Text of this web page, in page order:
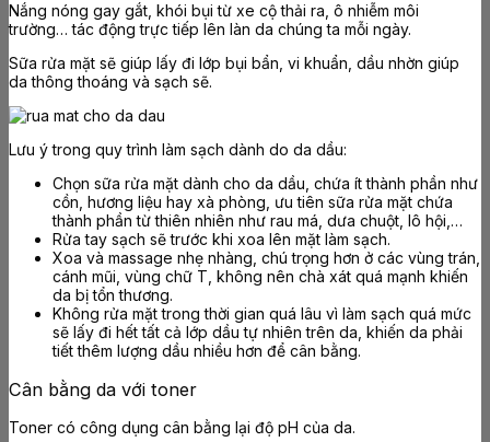
Nắng nóng gay gắt, khói bụi từ xe cộ thải ra, ô nhiễm môi
trường… tác động trực tiếp lên làn da chúng ta mỗi ngày.
Sữa rửa mặt sẽ giúp lấy đi lớp bụi bẩn, vi khuẩn, dầu nhờn giúp
da thông thoáng và sạch sẽ.
Lưu ý trong quy trình làm sạch dành do da dầu:
Chọn sữa rửa mặt dành cho da dầu, chứa ít thành phần như
cồn, hương liệu hay xà phòng, ưu tiên sữa rửa mặt chứa
thành phần từ thiên nhiên như rau má, dưa chuột, lô hội,…
Rửa tay sạch sẽ trước khi xoa lên mặt làm sạch.
Xoa và massage nhẹ nhàng, chú trọng hơn ở các vùng trán,
cánh mũi, vùng chữ T, không nên chà xát quá mạnh khiến
da bị tổn thương.
Không rửa mặt trong thời gian quá lâu vì làm sạch quá mức
sẽ lấy đi hết tất cả lớp dầu tự nhiên trên da, khiến da phải
tiết thêm lượng dầu nhiều hơn để cân bằng.
Cân bằng da với toner
Toner có công dụng cân bằng lại độ pH của da.